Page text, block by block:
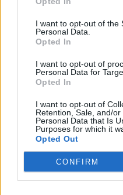
I want to opt-out of the
Personal Data.
Opted In
I want to opt-out of
Personal Data for
Opted In
I want to opt-out of
Retention, Sale, and/
Personal Data that Is
Purposes for which it
Opted Out
CONFIRM